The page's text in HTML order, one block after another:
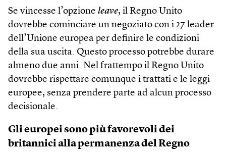
Se vincesse l’opzione leave, il Regno Unito
dovrebbe cominciare un negoziato con i 27 leader
dell’Unione europea per definire le condizioni
della sua uscita. Questo processo potrebbe durare
almeno due anni. Nel frattempo il Regno Unito
dovrebbe rispettare comunque i trattati e le leggi
europee, senza prendere parte ad alcun processo
decisionale.
Gli europei sono più favorevoli dei
britannici alla permanenza del Regno